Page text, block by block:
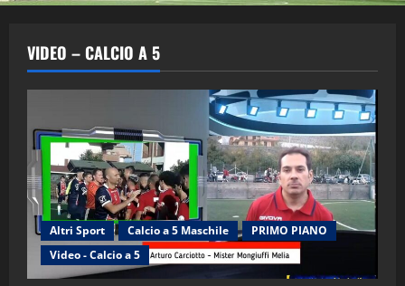
VIDEO – CALCIO A 5
Altri Sport Calcio a 5 Maschile
PRIMO PIANO
Video - Calcio a 5